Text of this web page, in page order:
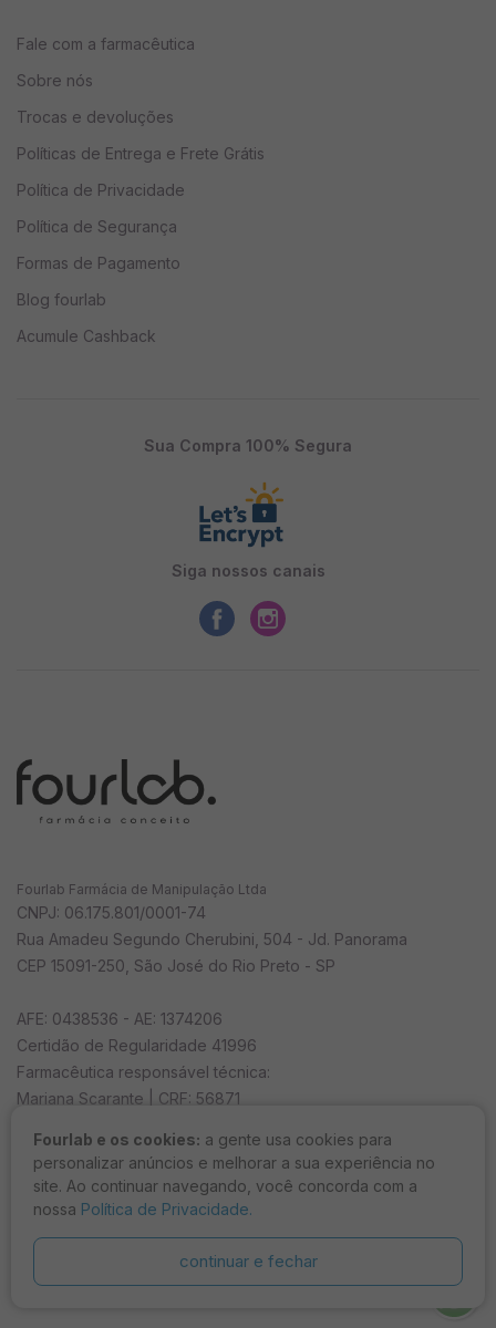
Fourlab e os cookies: a gente usa cookies para
personalizar anúncios e melhorar a sua experiência no
site. Ao continuar navegando, você concorda com a
nossa Política de Privacidade.
continuar e fechar
Fourlab Farmácia de Manipulação Ltda
CNPJ: 06.175.801/0001-74
Rua Amadeu Segundo Cherubini, 504 - Jd. Panorama
CEP 15091-250, São José do Rio Preto - SP
AFE: 0438536 - AE: 1374206
Certidão de Regularidade 41996
Farmacêutica responsável técnica:
Mariana Scarante | CRF: 56871
Horário de funcionamento
seg a sex das 08h às 18h e sáb das 8h ao 12h
Fale com a farmacêutica
Sobre nós
Trocas e devoluções
Políticas de Entrega e Frete Grátis
Política de Privacidade
Política de Segurança
Formas de Pagamento
Blog fourlab
Acumule Cashback
Sua Compra 100% Segura
Siga nossos canais